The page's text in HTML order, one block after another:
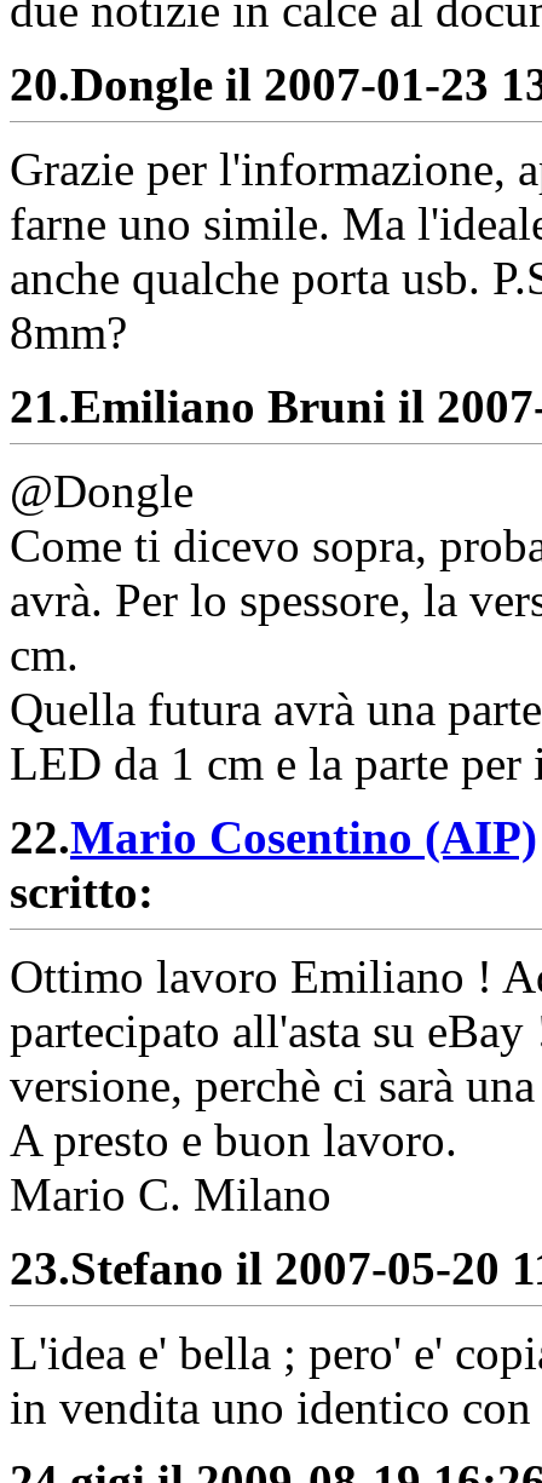
20.Dongle il 2007-01-23
Grazie per l'informazione,
farne uno simile. Ma
anche qualche porta usb.
8mm?
21.Emiliano Bruni il
@Dongle
Come ti dicevo sopra,
avrà. Per lo spessore, la
cm.
Quella futura avrà una
LED da 1 cm e la parte
22.Mario Cosentino (AIP)
scritto:
Ottimo lavoro Emiliano !
partecipato all'asta su
versione, perchè ci sarà
A presto e buon lavoro.
Mario C. Milano
23.Stefano il 2007-05-20
L'idea e' bella ; pero' e'
in vendita uno identico